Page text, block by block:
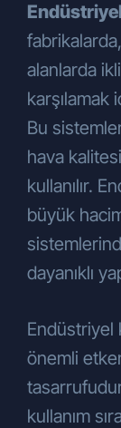
alanlarda
karşılamak
Bu
hava
kullanılır.
büyük
dayanıklı
Endüstriyel
önemli
kullanım